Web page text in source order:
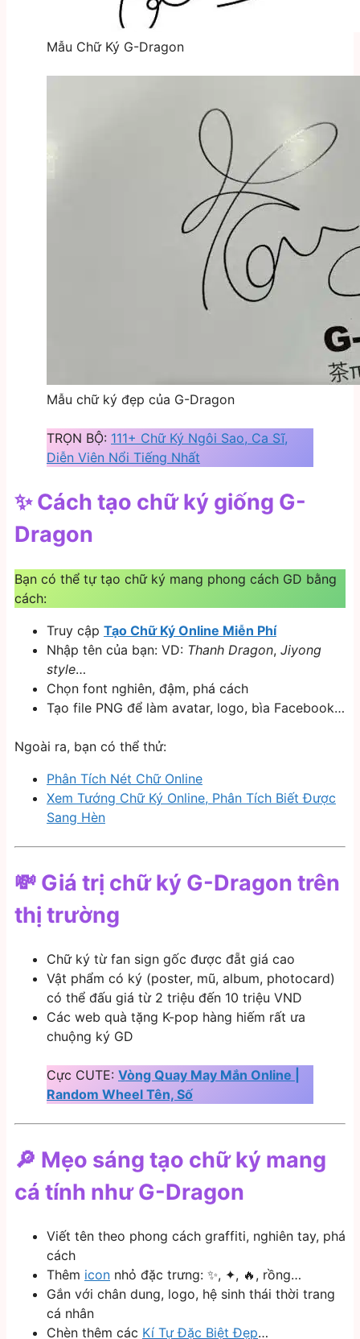
Mẫu Chữ Ký G-Dragon
Mẫu chữ ký đẹp của G-Dragon
TRỌN BỘ: 111+ Chữ Ký Ngôi Sao, Ca Sĩ,
Diễn Viên Nổi Tiếng Nhất
✨ Cách tạo chữ ký giống G-
Dragon
Bạn có thể tự tạo chữ ký mang phong cách GD bằng
cách:
Truy cập Tạo Chữ Ký Online Miễn Phí
Nhập tên của bạn: VD: Thanh Dragon, Jiyong
style…
Chọn font nghiên, đậm, phá cách
Tạo file PNG để làm avatar, logo, bìa Facebook…
Ngoài ra, bạn có thể thử:
Phân Tích Nét Chữ Online
Xem Tướng Chữ Ký Online, Phân Tích Biết Được
Sang Hèn
💸 Giá trị chữ ký G-Dragon trên
thị trường
Chữ ký từ fan sign gốc được đẵt giá cao
Vật phẩm có ký (poster, mũ, album, photocard)
có thể đấu giá từ 2 triệu đến 10 triệu VND
Các web quà tặng K-pop hàng hiếm rất ưa
chuộng ký GD
Cực CUTE: Vòng Quay May Mắn Online |
Random Wheel Tên, Số
🔎 Mẹo sáng tạo chữ ký mang
cá tính như G-Dragon
Viết tên theo phong cách graffiti, nghiên tay, phá
cách
Thêm icon nhỏ đặc trưng: ✨, ✦, 🔥, rồng…
Gắn với chân dung, logo, hệ sinh thái thời trang
cá nhân
Chèn thêm các Kí Tự Đặc Biệt Đẹp…